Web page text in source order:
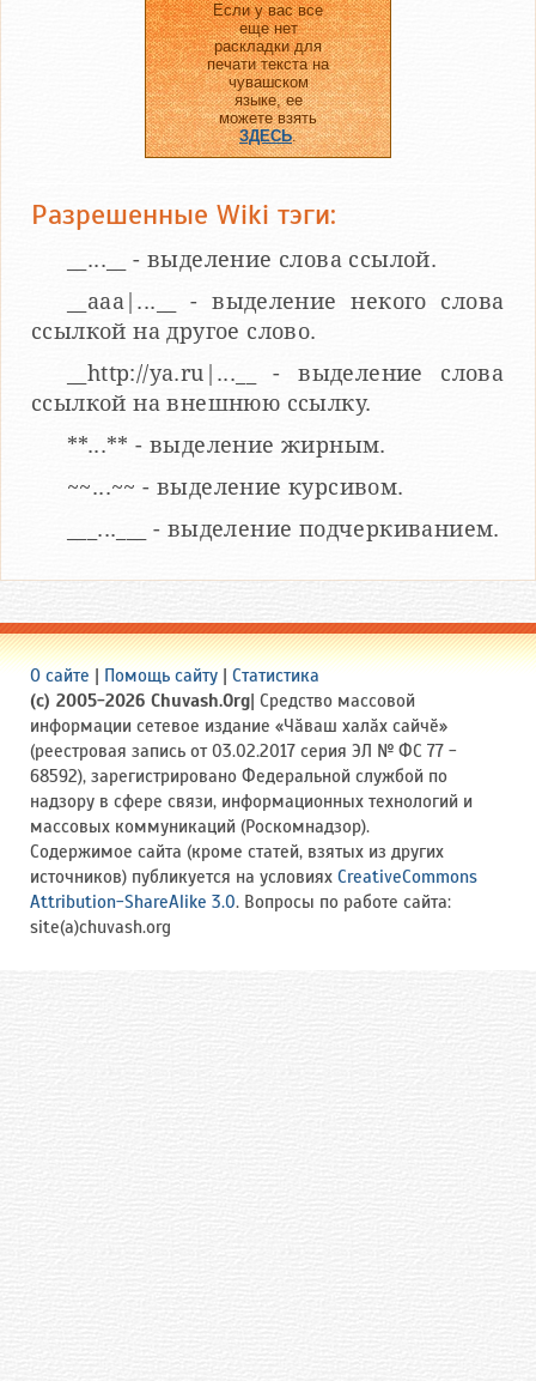
Если у вас все
еще нет
раскладки для
печати текста на
чувашском
языке, ее
можете взять
ЗДЕСЬ.
Разрешенные Wiki тэги:
__...__ - выделение слова ссылой.
__aaa|...__ - выделение некого слова
ссылкой на другое слово.
__http://ya.ru|...__ - выделение слова
ссылкой на внешнюю ссылку.
**...** - выделение жирным.
~~...~~ - выделение курсивом.
___...___ - выделение подчеркиванием.
О сайте Помощь сайту
Статистика
(c) 2005-2026 Chuvash.Org | Средство массовой
информации сетевое издание «Чӑваш халӑх сайчӗ»
(реестровая запись от 03.02.2017 серия ЭЛ № ФС 77 -
68592), зарегистрировано Федеральной службой по
надзору в сфере связи, информационных технологий и
массовых коммуникаций (Роскомнадзор).
Содержимое сайта (кроме статей, взятых из других
источников) публикуется на условиях CreativeCommons
Attribution-ShareAlike 3.0. Вопросы по работе сайта:
site(a)chuvash.org